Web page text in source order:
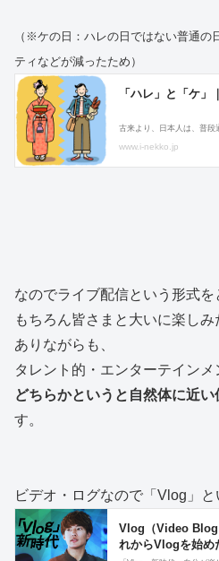
（※ケの日：ハレの日ではない普通
ティなどが減ったため）
なのでライブ配信という形式を
もちろん皆さまと大いに楽し
ありながらも、
タレント的・エンターテインメ
どちらかというと自然体に近い
す。
ビデオ・ログなので「Vlog」と